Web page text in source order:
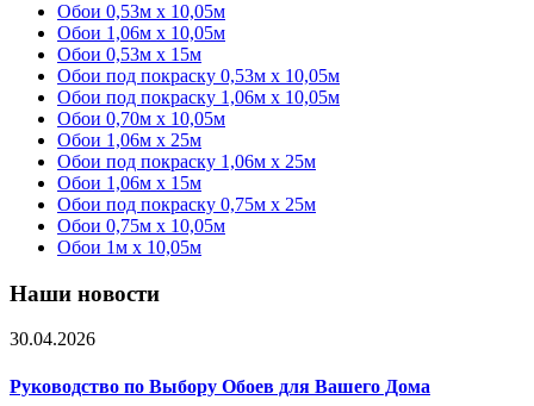
Обои 0,53м x 10,05м
Обои 1,06м х 10,05м
Обои 0,53м x 15м
Обои под покраску 0,53м x 10,05м
Обои под покраску 1,06м х 10,05м
Обои 0,70м x 10,05м
Обои 1,06м x 25м
Обои под покраску 1,06м x 25м
Обои 1,06м x 15м
Обои под покраску 0,75м x 25м
Обои 0,75м x 10,05м
Обои 1м х 10,05м
Наши новости
30.04.2026
Руководство по Выбору Обоев для Вашего Дома